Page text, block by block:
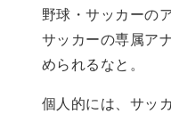
野球・サッカーの
サッカーの専属ア
められるなと。
個人的には、サッ